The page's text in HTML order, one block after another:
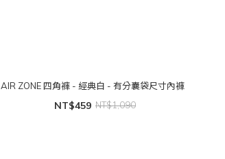
AIR ZONE 四角褲 - 經典白 - 有分囊袋尺寸內褲
NT$459 NT$1,090